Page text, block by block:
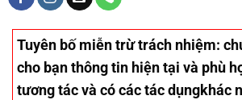
Tuyên bố miễn trừ trách nhiệm:
cho bạn thông tin hiện tại và phù
tương tác và có các tác dụngkhác